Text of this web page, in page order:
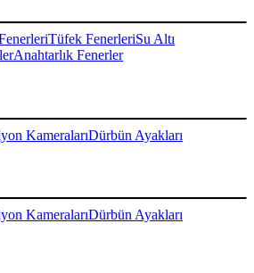
Tüfek FenerleriSu Altı
Anahtarlık Fenerler
KameralarıDürbün Ayakları
KameralarıDürbün Ayakları